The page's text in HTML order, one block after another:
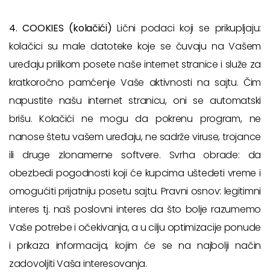
4. COOKIES (kolačići) Lični podaci koji se prikupljaju:
kolačici su male datoteke koje se čuvaju na Vašem
uređaju prilikom posete naše internet stranice i služe za
kratkoročno pamćenje Vaše aktivnosti na sajtu. Čim
napustite našu internet stranicu, oni se automatski
brišu. Kolačići ne mogu da pokrenu program, ne
nanose štetu vašem uređaju, ne sadrže viruse, trojance
ili druge zlonamerne softvere. Svrha obrade: da
obezbedi pogodnosti koji će kupcima uštedeti vreme i
omogućiti prijatniju posetu sajtu. Pravni osnov: legitimni
interes tj. naš poslovni interes da što bolje razumemo
Vaše potrebe i očekivanja, a u cilju optimizacije ponude
i prikaza informacija, kojim će se na najbolji način
zadovoljiti Vaša interesovanja.